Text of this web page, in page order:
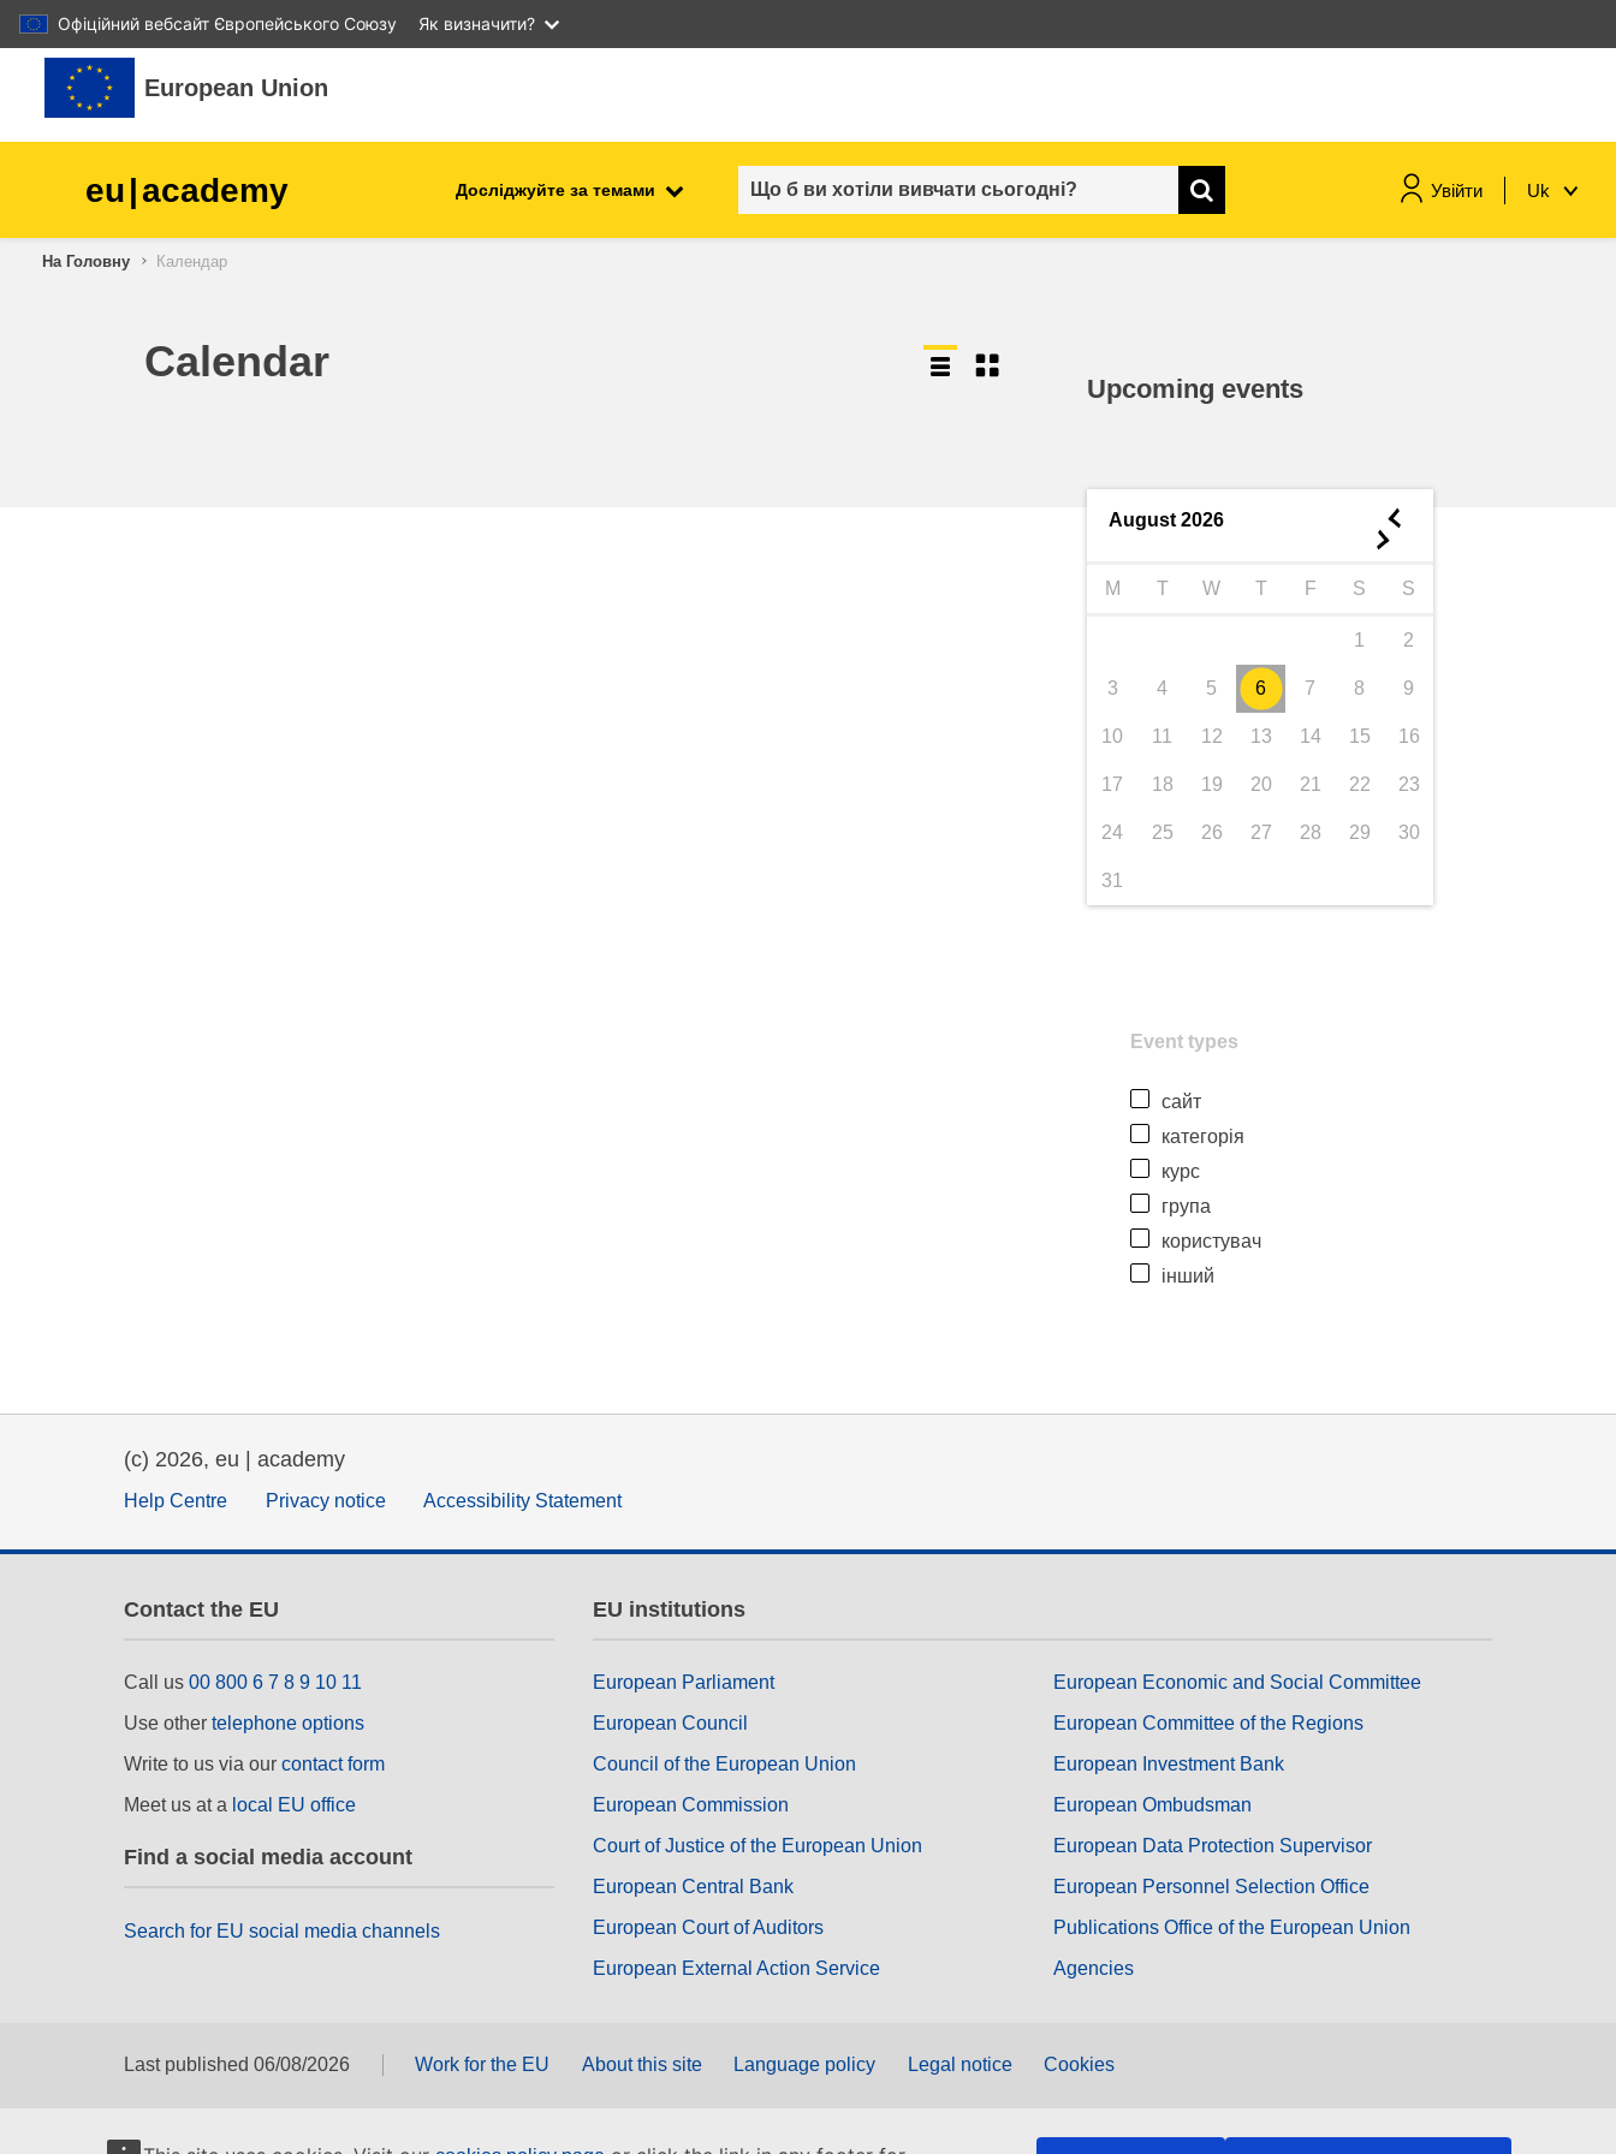
Офіційний вебсайт Європейського Союзу Як визначити?
Перейти до головного вмісту
European Union
eu|academy Досліджуйте за темами Увійти Uk
діти та молодь
продуктів та продовольча
харчування, здоров'я та
знаннями
На Головну Календар
Calendar
Upcoming events
August 2026 ◄
►
M T W T F S S
1 2
3 4 5 6 7 8 9
10 11 12 13 14 15 16
17 18 19 20 21 22 23
24 25 26 27 28 29 30
31
Event types
сайт
категорія
курс
група
користувач
інший
(c) 2026, eu | academy
Help Centre Privacy notice Accessibility Statement
Contact the EU
Call us 00 800 6 7 8 9 10 11
Use other telephone options
Write to us via our contact form
Meet us at a local EU office
Find a social media account
Search for EU social media channels
EU institutions
European Parliament
European Council
Council of the European Union
European Commission
Court of Justice of the European Union
European Central Bank
European Court of Auditors
European External Action Service
European Economic and Social Committee
European Committee of the Regions
European Investment Bank
European Ombudsman
European Data Protection Supervisor
European Personnel Selection Office
Publications Office of the European Union
Agencies
Last published 06/08/2026 Work for the EU About this site Language policy Legal notice Cookies